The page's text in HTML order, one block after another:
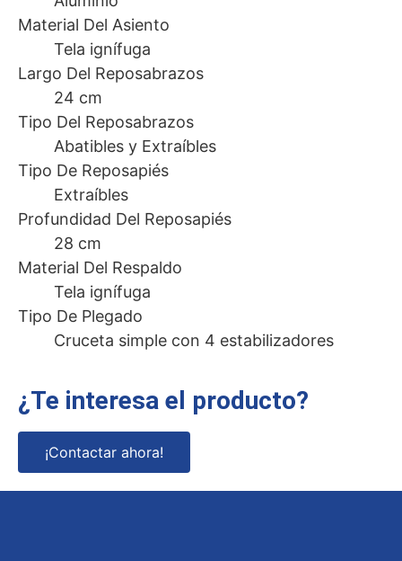
Material Del Asiento
Tela ignífuga
Largo Del Reposabrazos
24 cm
Tipo Del Reposabrazos
Abatibles y Extraíbles
Tipo De Reposapiés
Extraíbles
Profundidad Del Reposapiés
28 cm
Material Del Respaldo
Tela ignífuga
Tipo De Plegado
Cruceta simple con 4 estabilizadores
¿Te interesa el producto?
¡Contactar ahora!